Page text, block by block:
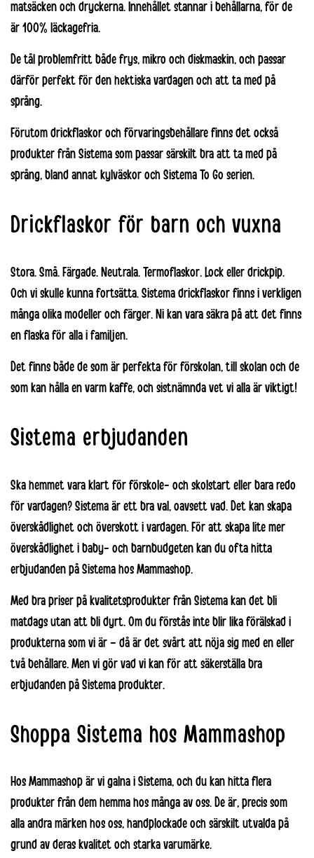
matsäcken och dryckerna. Innehållet stannar i behållarna, för de
är 100% läckagefria.
De tål problemfritt både frys, mikro och diskmaskin, och passar
därför perfekt för den hektiska vardagen och att ta med på
språng.
Förutom drickflaskor och förvaringsbehållare finns det också
produkter från Sistema som passar särskilt bra att ta med på
språng, bland annat kylväskor och Sistema To Go serien.
Drickflaskor för barn och vuxna
Stora. Små. Färgade. Neutrala. Termoflaskor. Lock eller drickpip.
Och vi skulle kunna fortsätta. Sistema drickflaskor finns i verkligen
många olika modeller och färger. Ni kan vara säkra på att det finns
en flaska för alla i familjen.
Det finns både de som är perfekta för förskolan, till skolan och de
som kan hålla en varm kaffe, och sistnämnda vet vi alla är viktigt!
Sistema erbjudanden
Ska hemmet vara klart för förskole- och skolstart eller bara redo
för vardagen? Sistema är ett bra val, oavsett vad. Det kan skapa
överskådlighet och överskott i vardagen. För att skapa lite mer
överskådlighet i baby- och barnbudgeten kan du ofta hitta
erbjudanden på Sistema hos Mammashop.
Med bra priser på kvalitetsprodukter från Sistema kan det bli
matdags utan att bli dyrt. Om du förstås inte blir lika förälskad i
produkterna som vi är – då är det svårt att nöja sig med en eller
två behållare. Men vi gör vad vi kan för att säkerställa bra
erbjudanden på Sistema produkter.
Shoppa Sistema hos Mammashop
Hos Mammashop är vi galna i Sistema, och du kan hitta flera
produkter från dem hemma hos många av oss. De är, precis som
alla andra märken hos oss, handplockade och särskilt utvalda på
grund av deras kvalitet och starka varumärke.